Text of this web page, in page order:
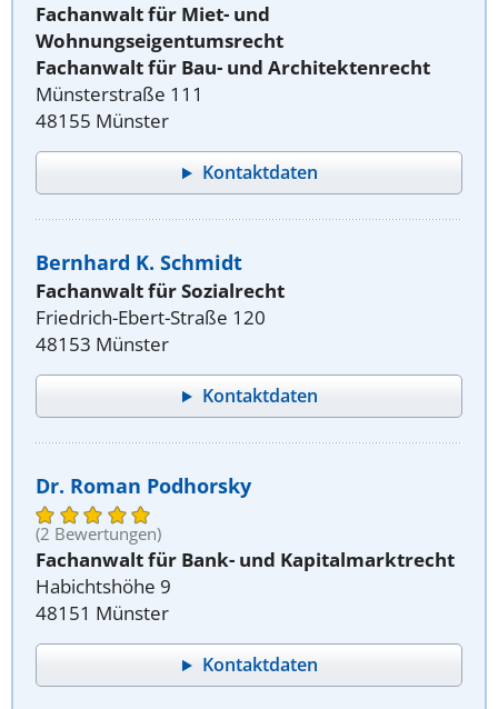
Fachanwalt für Miet- und
Wohnungseigentumsrecht
Fachanwalt für Bau- und Architektenrecht
Münsterstraße 111
48155 Münster
Kontaktdaten
Bernhard K. Schmidt
Fachanwalt für Sozialrecht
Friedrich-Ebert-Straße 120
48153 Münster
Kontaktdaten
Dr. Roman Podhorsky
(2 Bewertungen)
Fachanwalt für Bank- und Kapitalmarktrecht
Habichtshöhe 9
48151 Münster
Kontaktdaten